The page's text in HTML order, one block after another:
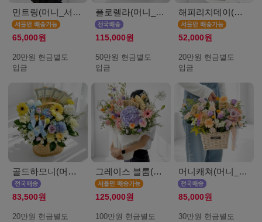
민트링(머니_서울_20만원)
65,000원
20만원 현금별도
입금
플로렐라(머니_50만원)
115,000원
50만원 현금별도
입금
해피리치데이(머니_서울_20만원)
52,000원
20만원 현금별도
입금
골드하모니(머니_20만원)
83,500원
20만원 현금별도
그레이스 블룸(머니_서울_100만원)
125,000원
100만원 현금별도
머니캐쳐(머니_30만원)
85,000원
30만원 현금별도